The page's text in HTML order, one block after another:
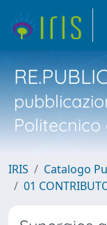
Politecnico
IRIS
Catalogo
01